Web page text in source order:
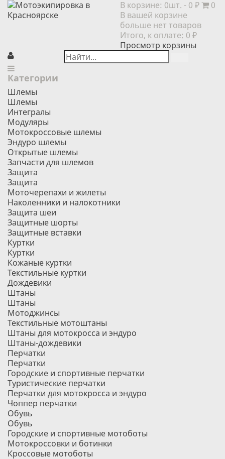
В корзине: 0шт. - 0 ₽
0
В вашей корзине
больше нет товаров
Итого, к оплате: 0 ₽
Просмотр корзины
Категории
Шлемы
Шлемы
Интегралы
Модуляры
Мотокроссовые шлемы
Эндуро шлемы
Открытые шлемы
Запчасти для шлемов
Защита
Защита
Моточерепахи и жилеты
Наколенники и налокотники
Защита шеи
Защитные шорты
Защитные вставки
Куртки
Куртки
Кожаные куртки
Текстильные куртки
Дождевики
Штаны
Штаны
Мотоджинсы
Текстильные мотоштаны
Штаны для мотокросса и эндуро
Штаны-дождевики
Перчатки
Перчатки
Городские и спортивные перчатки
Туристические перчатки
Перчатки для мотокросса и эндуро
Чоппер перчатки
Обувь
Обувь
Городские и спортивные мотоботы
Мотокроссовки и ботинки
Кроссовые мотоботы